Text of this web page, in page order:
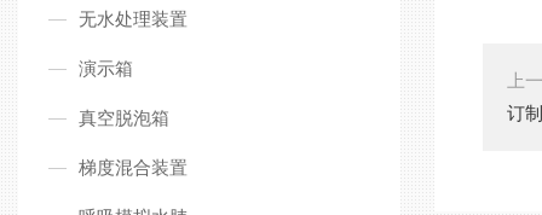
无水处理装置
演示箱
真空脱泡箱
梯度混合装置
上
订